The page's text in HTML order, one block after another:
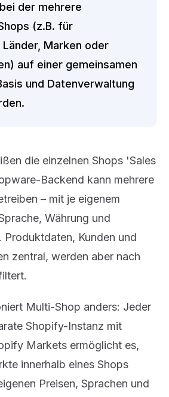
der mehrere
(z.B. für
Marken oder
auf einer gemeinsamen
und Datenverwaltung
die einzelnen Shops 'Sales
Backend kann mehrere
– mit je eigenem
Währung und
Produktdaten, Kunden und
zentral, werden aber nach
Multi-Shop anders: Jeder
Shopify-Instanz mit
Markets ermöglicht es,
innerhalb eines Shops
Preisen, Sprachen und